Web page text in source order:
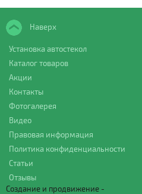
Наверх
Установка автостекол
Каталог товаров
Акции
Контакты
Фотогалерея
Видео
Правовая информация
Политика конфиденциальности
Статьи
Отзывы
Создание и продвижение -